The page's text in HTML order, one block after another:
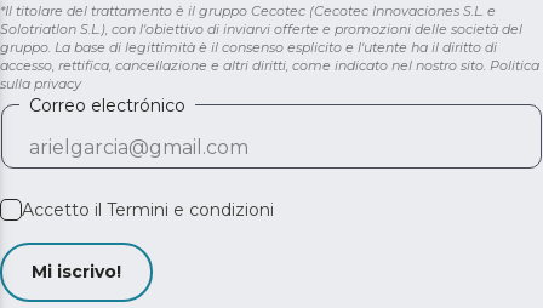
*Il titolare del trattamento è il gruppo Cecotec (Cecotec Innovaciones S.L. e
Solotriatlon S.L.), con l'obiettivo di inviarvi offerte e promozioni delle società del
gruppo. La base di legittimità è il consenso esplicito e l'utente ha il diritto di
accesso, rettifica, cancellazione e altri diritti, come indicato nel nostro sito. Politica
sulla privacy
Correo electrónico
Accetto il Termini e condizioni
Mi iscrivo!